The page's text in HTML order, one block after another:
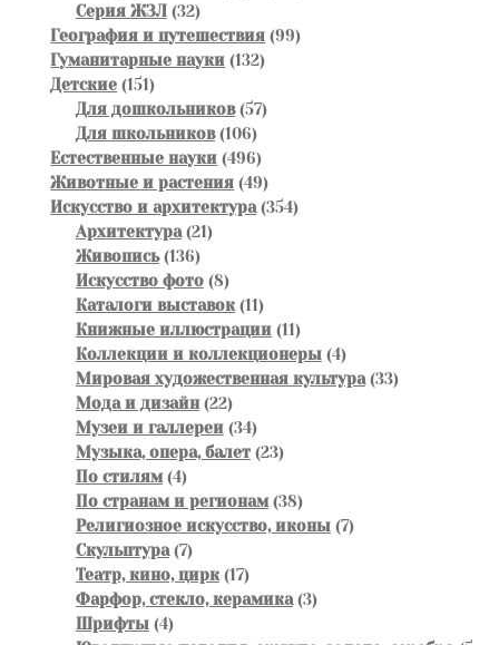
Серия ЖЗЛ 3232
товара
География и путешествия 9999
Гуманитарные науки 132132
Детские 151151
товар
Для дошкольников 5757
Для школьников 106106
товаров
Естественные науки 496496
товаров
Животные и растения 4949
товаров
Искусство и архитектура 354354
Архитектура 2121
Живопись 136136
товаров
Искусство фото 88
товаров
Каталоги выставок 1111
товаров
Книжные иллюстрации 1111
товаров
Коллекции и коллекционеры 44
товара
Мировая художественная культура 3333
Мода и дизайн 2222
товара
Музеи и галлереи 3434
товара
Музыка, опера, балет 2323
По стилям 44
товара
По странам и регионам 3838
товаров
Религиозное искусство, иконы 77
Скульптура 77
товаров
Театр, кино, цирк 1717
товаров
Фарфор, стекло, керамика 33
Шрифты 44